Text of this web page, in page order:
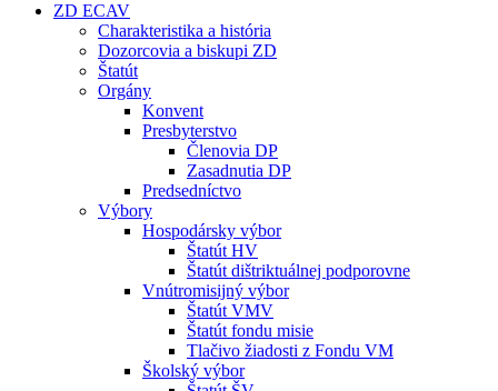
ZD ECAV
Charakteristika a história
Dozorcovia a biskupi ZD
Štatút
Orgány
Konvent
Presbyterstvo
Členovia DP
Zasadnutia DP
Predsedníctvo
Výbory
Hospodársky výbor
Štatút HV
Štatút dištriktuálnej podporovne
Vnútromisijný výbor
Štatút VMV
Štatút fondu misie
Tlačivo žiadosti z Fondu VM
Školský výbor